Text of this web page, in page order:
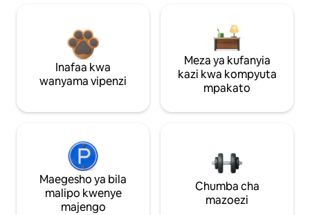
Inafaa kwa
wanyama vipenzi
Meza ya kufanyia
kazi kwa kompyuta
mpakato
Maegesho ya bila
malipo kwenye
majengo
Chumba cha
mazoezi